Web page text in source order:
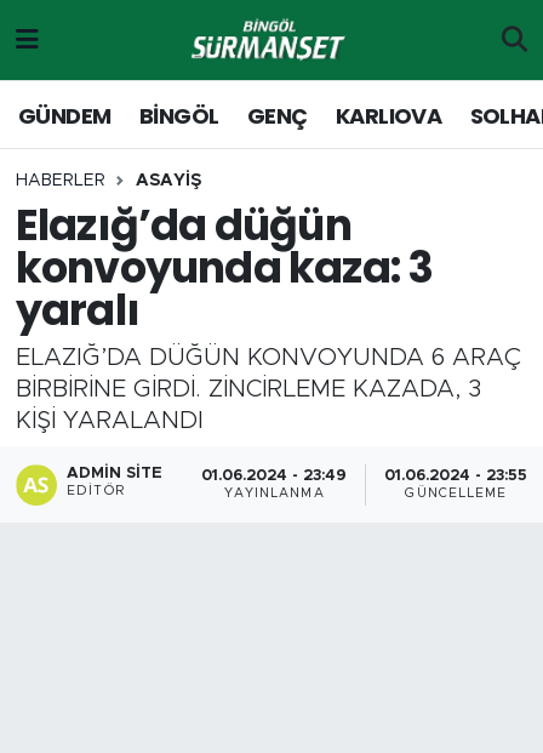
GÜNDEM BİNGÖL GENÇ KARLIOVA
HABERLER ASAYİŞ
Elazığ’da düğün
konvoyunda kaza: 3
yaralı
ELAZIĞ’DA DÜĞÜN KONVOYUNDA 6 ARAÇ
BİRBİRİNE GİRDİ. ZİNCİRLEME KAZADA, 3
KİŞİ YARALANDI
ADMIN SITE
EDITÖR
01.06.2024 - 23:49
YAYINLANMA
01.06.2024 - 23:55
GÜNCELLEME
Genç
Solhan
Karlıova
Adaklı-Kiğı
Yayladere-Yedisu
MD Prestij Dergisi
Merkez Hava Durumu
Merkez Trafik Yoğunluk Haritası
Süper Lig Puan Durumu ve Fikstür
Tüm Manşetler
Son Dakika Haberleri
Haber Arşivi